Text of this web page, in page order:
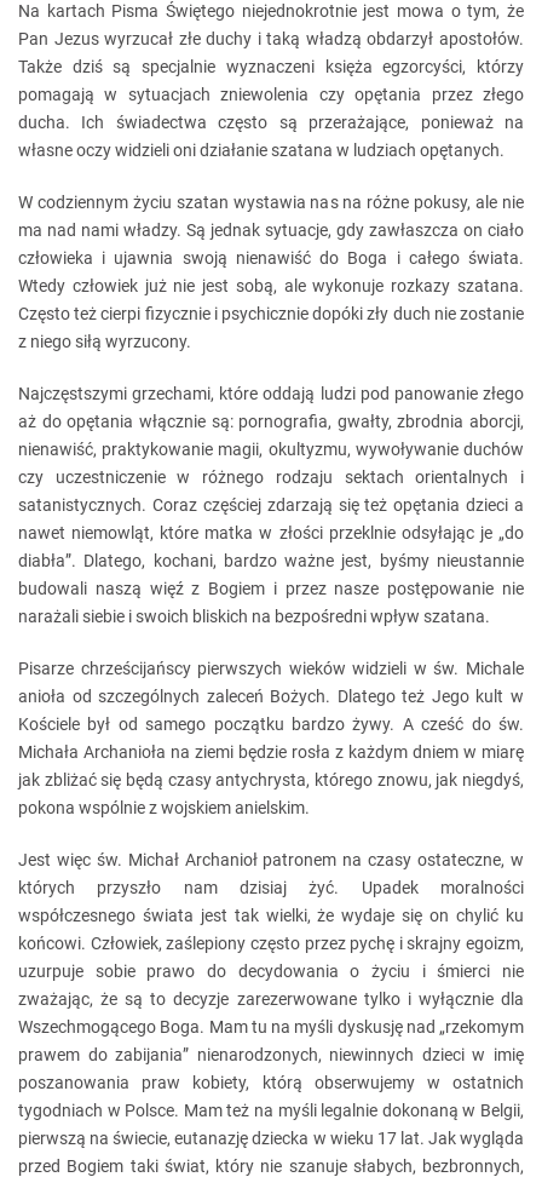
Na kartach Pisma Świętego niejednokrotnie jest mowa o tym, że
Pan Jezus wyrzucał złe duchy i taką władzą obdarzył apostołów.
Także dziś są specjalnie wyznaczeni księża egzorcyści, którzy
pomagają w sytuacjach zniewolenia czy opętania przez złego
ducha. Ich świadectwa często są przerażające, ponieważ na
własne oczy widzieli oni działanie szatana w ludziach opętanych.
W codziennym życiu szatan wystawia nas na różne pokusy, ale nie
ma nad nami władzy. Są jednak sytuacje, gdy zawłaszcza on ciało
człowieka i ujawnia swoją nienawiść do Boga i całego świata.
Wtedy człowiek już nie jest sobą, ale wykonuje rozkazy szatana.
Często też cierpi fizycznie i psychicznie dopóki zły duch nie zostanie
z niego siłą wyrzucony.
Najczęstszymi grzechami, które oddają ludzi pod panowanie złego
aż do opętania włącznie są: pornografia, gwałty, zbrodnia aborcji,
nienawiść, praktykowanie magii, okultyzmu, wywoływanie duchów
czy uczestniczenie w różnego rodzaju sektach orientalnych i
satanistycznych. Coraz częściej zdarzają się też opętania dzieci a
nawet niemowląt, które matka w złości przeklnie odsyłając je „do
diabła”. Dlatego, kochani, bardzo ważne jest, byśmy nieustannie
budowali naszą więź z Bogiem i przez nasze postępowanie nie
narażali siebie i swoich bliskich na bezpośredni wpływ szatana.
Pisarze chrześcijańscy pierwszych wieków widzieli w św. Michale
anioła od szczególnych zaleceń Bożych. Dlatego też Jego kult w
Kościele był od samego początku bardzo żywy. A cześć do św.
Michała Archanioła na ziemi będzie rosła z każdym dniem w miarę
jak zbliżać się będą czasy antychrysta, którego znowu, jak niegdyś,
pokona wspólnie z wojskiem anielskim.
Jest więc św. Michał Archanioł patronem na czasy ostateczne, w
których przyszło nam dzisiaj żyć. Upadek moralności
współczesnego świata jest tak wielki, że wydaje się on chylić ku
końcowi. Człowiek, zaślepiony często przez pychę i skrajny egoizm,
uzurpuje sobie prawo do decydowania o życiu i śmierci nie
zważając, że są to decyzje zarezerwowane tylko i wyłącznie dla
Wszechmogącego Boga. Mam tu na myśli dyskusję nad „rzekomym
prawem do zabijania” nienarodzonych, niewinnych dzieci w imię
poszanowania praw kobiety, którą obserwujemy w ostatnich
tygodniach w Polsce. Mam też na myśli legalnie dokonaną w Belgii,
pierwszą na świecie, eutanazję dziecka w wieku 17 lat. Jak wygląda
przed Bogiem taki świat, który nie szanuje słabych, bezbronnych,